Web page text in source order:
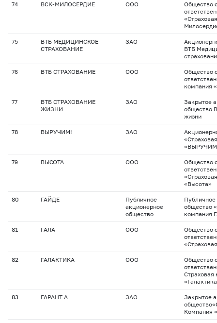
74 ВСК-МИЛОСЕРДИЕ ООО
Общество
75
ВТБ МЕДИЦИНСКОЕ
СТРАХОВАНИЕ
ЗАО
ВТБ
76 ВТБ СТРАХОВАНИЕ ООО
Общество
компания
77
ВТБ СТРАХОВАНИЕ
ЖИЗНИ
ЗАО
Закрытое
общество
жизни
78 ВЫРУЧИМ! ЗАО
79 ВЫСОТА ООО
Общество
«Высота»
80 ГАЙДЕ
Публичное
акционерное
общество
общество
компания
81 ГАЛА ООО
Общество
82 ГАЛАКТИКА ООО
Общество
Страховая
83 ГАРАНТ А ЗАО
Закрытое
Компания